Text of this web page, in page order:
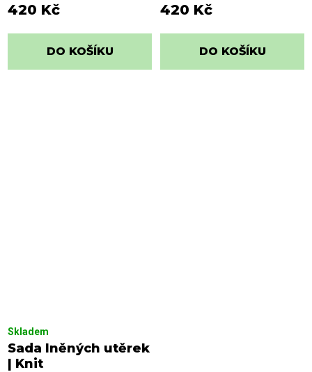
420 Kč
DO KOŠÍKU
420 Kč
DO KOŠÍKU
Sada lněných utěrek
| Knit
Skladem